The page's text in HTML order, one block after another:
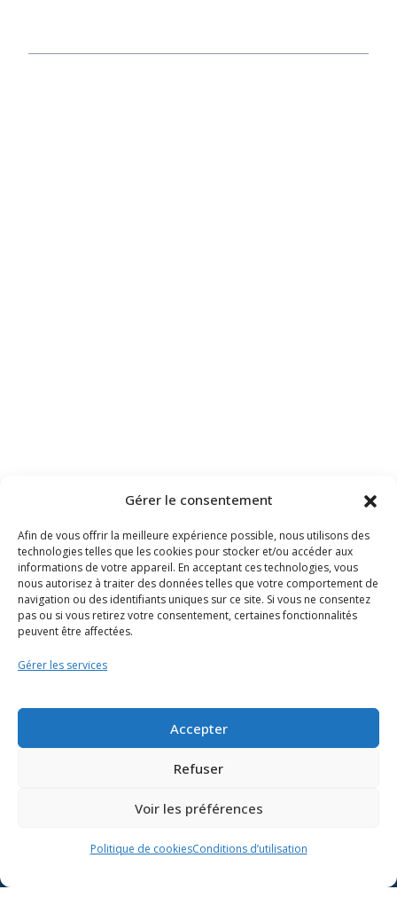
Gérer le consentement
Afin de vous offrir la meilleure expérience possible, nous utilisons des
technologies telles que les cookies pour stocker et/ou accéder aux
informations de votre appareil. En acceptant ces technologies, vous
nous autorisez à traiter des données telles que votre comportement de
navigation ou des identifiants uniques sur ce site. Si vous ne consentez
pas ou si vous retirez votre consentement, certaines fonctionnalités
peuvent être affectées.
Gérer les services
Accepter
Refuser
Voir les préférences
Politique de cookiesConditions d’utilisation
Soutien scolaire
Formation
ministère de l’Éducation sur